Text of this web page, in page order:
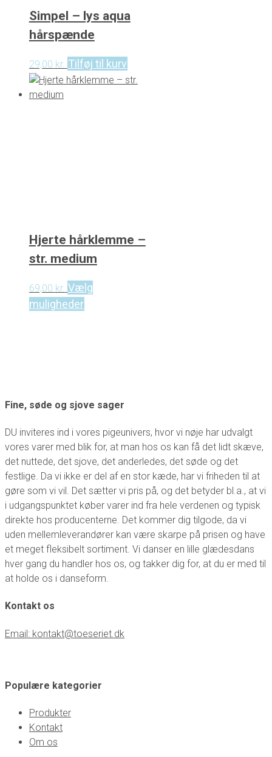
Simpel – lys aqua
hårspænde
29,00 kr. Tilføj til kurv
Hjerte hårklemme –
str. medium
69,00 kr. Vælg
mulighederThis
may
chosen
on
the
product
page
Fine, søde og sjove sager
DU inviteres ind i vores pigeunivers, hvor vi nøje har udvalgt
vores varer med blik for, at man hos os kan få det lidt skæve,
det nuttede, det sjove, det anderledes, det søde og det
festlige. Da vi ikke er del af en stor kæde, har vi friheden til at
gøre som vi vil. Det sætter vi pris på, og det betyder bl.a., at vi
i udgangspunktet køber varer ind fra hele verdenen og typisk
direkte hos producenterne. Det kommer dig tilgode, da vi
uden mellemleverandører kan være skarpe på prisen og have
et meget fleksibelt sortiment. Vi danser en lille glædesdans
hver gang du handler hos os, og takker dig for, at du er med til
at holde os i danseform.
Kontakt os
Email: kontakt@toeseriet.dk
Populære kategorier
Produkter
Kontakt
Om os